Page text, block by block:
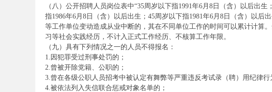
（八）公开招聘人员岗位表中“35周岁以下指1991年6月8日（含）以后出
指1986年6月8日（含）以后出生；45周岁以下指1981年6月8日（含）以后
等工作单位变动造成从业中断的，其在不同单位工作的时间可以累计计算
习等社会实践经历，不计入正式工作经历、不核算工作年限。
（九）具有下列情况之一的人员不得报名：
1.因犯罪受过刑事处罚的；
2.曾被开除党籍、公职的；
3.曾在各级公职人员招考中被认定有舞弊等严重违反考试录（聘）用纪律行
4.被依法列入失信联合惩戒对象名单的；